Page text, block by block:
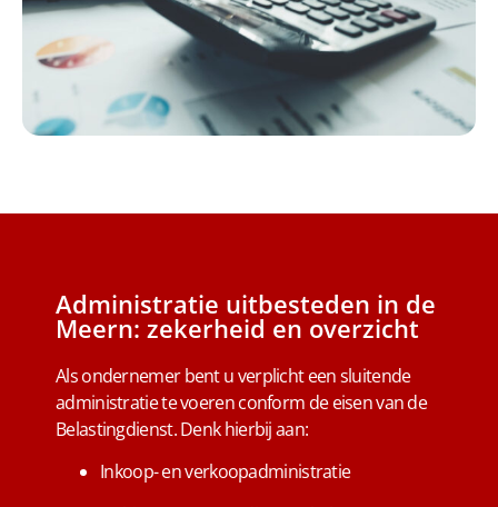
Administratie uitbesteden in de
Meern: zekerheid en overzicht
Als ondernemer bent u verplicht een sluitende
administratie te voeren conform de eisen van de
Belastingdienst. Denk hierbij aan:
Inkoop- en verkoopadministratie